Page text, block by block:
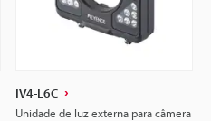
IV4-L6C
Unidade de luz externa para câmera